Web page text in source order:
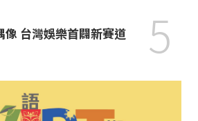
像 台灣娛樂首闢新賽道 5